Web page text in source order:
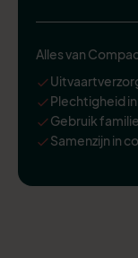
Alles van
Plechtigheid in
Gebruik
Samenzijn in